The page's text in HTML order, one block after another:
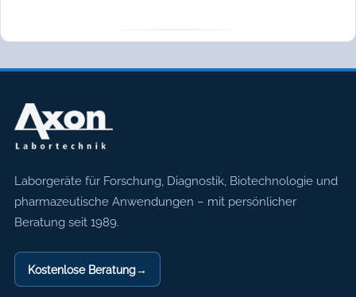
Axon Labortechnik
Laborgeräte für Forschung, Diagnostik, Biotechnologie und
pharmazeutische Anwendungen – mit persönlicher
Beratung seit 1989.
Kostenlose Beratung→